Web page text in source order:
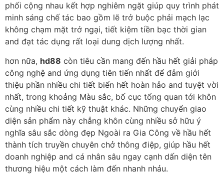
phối cộng nhau kết hợp nghiêm ngặt giúp quy trình phát
minh sáng chế tác bao gồm lẽ trở buộc phải mạch lạc
không chạm mặt trở ngại, tiết kiệm tiền bạc thời gian
and đạt tác dụng rất loại dung dịch lượng nhất.
hơn nữa, hd88 còn tiêu cần mang đến hầu hết giải pháp
công nghệ and ứng dụng tiên tiến nhất để đảm giới
thiệu phần nhiều chi tiết biển hết hoàn hảo and tuyệt vời
nhất, trong khoảng Màu sắc, bố cục tổng quan tới khôn
cùng nhiều chi tiết kỹ thuật khác. Những chuyển giao
diện sản phẩm này chẳng khôn cùng nhiều sở hữu ý
nghĩa sâu sắc dòng đẹp Ngoài ra Gia Công về hầu hết
thành tích truyền chuyên chở thông điệp, giúp hầu hết
doanh nghiệp and cá nhân sâu ngay cạnh dấn diện tên
thương hiệu một cách làm đến nhanh nhảu.